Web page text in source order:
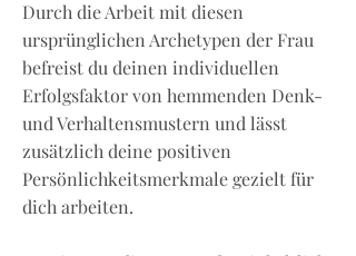
Durch die Arbeit mit diesen
ursprünglichen Archetypen der Frau
befreist du deinen individuellen
Erfolgsfaktor von hemmenden Denk-
und Verhaltensmustern und lässt
zusätzlich deine positiven
Persönlichkeitsmerkmale gezielt für
dich arbeiten.